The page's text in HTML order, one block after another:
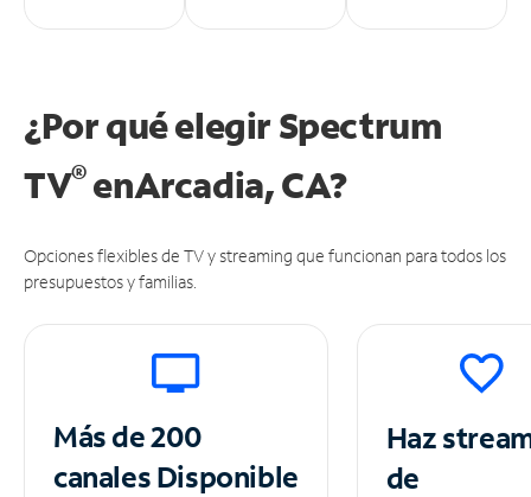
¿Por qué elegir Spectrum
TV®enArcadia, CA?
Opciones flexibles de TV y streaming que funcionan para todos los
presupuestos y familias.
Más de 200
canalesDisponible
Haz
de